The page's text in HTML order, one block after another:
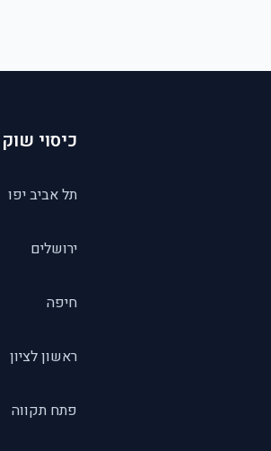
כיסוי שוק
תל אביב יפו
ירושלים
חיפה
ראשון לציון
פתח תקווה